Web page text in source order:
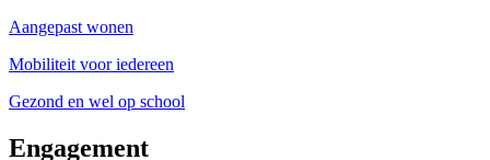
Aangepast wonen
Mobiliteit voor iedereen
Gezond en wel op school
Engagement